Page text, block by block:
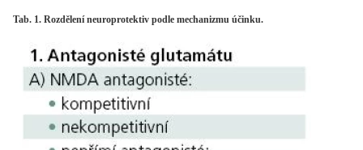
Tab. 1. Rozdělení neuroprotektiv podle mechanizmu účinku.